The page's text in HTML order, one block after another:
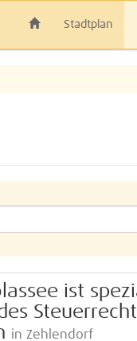
Stadtplan
ist
in Zehlendorf